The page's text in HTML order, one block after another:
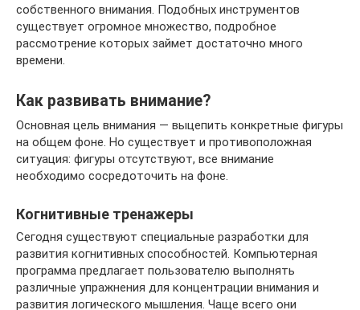
собственного внимания. Подобных инструментов
существует огромное множество, подробное
рассмотрение которых займет достаточно много
времени.
Как развивать внимание?
Основная цель внимания — выцепить конкретные фигуры
на общем фоне. Но существует и противоположная
ситуация: фигуры отсутствуют, все внимание
необходимо сосредоточить на фоне.
Когнитивные тренажеры
Сегодня существуют специальные разработки для
развития когнитивных способностей. Компьютерная
программа предлагает пользователю выполнять
различные упражнения для концентрации внимания и
развития логического мышления. Чаще всего они